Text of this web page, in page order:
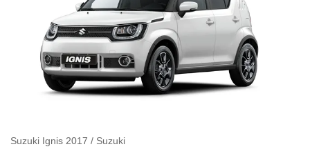
Suzuki Ignis 2017 / Suzuki